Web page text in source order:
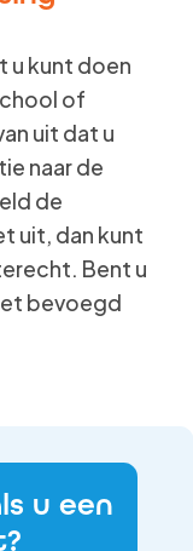
u kunt doen
of
uit dat u
naar de
de
uit, dan kunt
Bent u
bevoegd
u een